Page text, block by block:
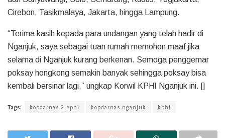
Cirebon, Tasikmalaya, Jakarta, hingga Lampung.
“Terima kasih kepada para undangan yang telah hadir di
Nganjuk, saya sebagai tuan rumah memohon maaf jika
selama di Nganjuk kurang berkenan. Semoga penggemar
poksay hongkong semakin banyak sehingga poksay bisa
kembali bersinar lagi,” ungkap Korwil KPHI Nganjuk ini. []
Tags: kopdarnas 2 kphi kopdarnas nganjuk kphi